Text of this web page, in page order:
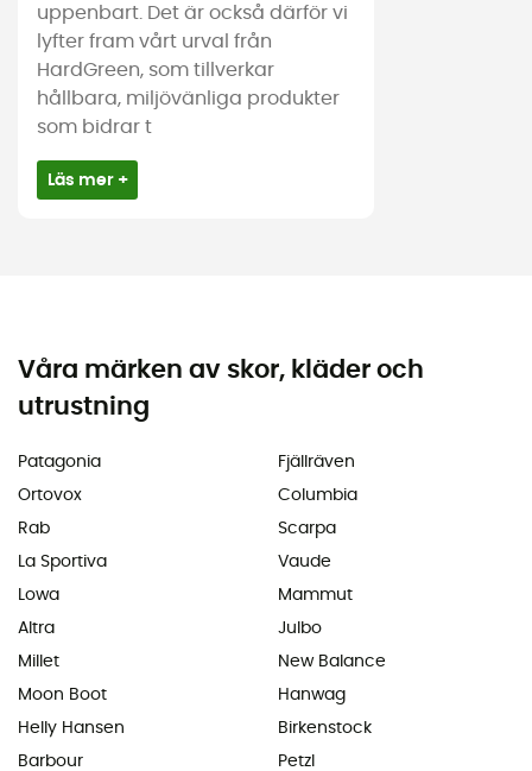
uppenbart. Det är också därför vi
lyfter fram vårt urval från
HardGreen, som tillverkar
hållbara, miljövänliga produkter
som bidrar t
Läs mer +
Våra märken av skor, kläder och
utrustning
Patagonia
Ortovox
Rab
La Sportiva
Lowa
Altra
Millet
Moon Boot
Helly Hansen
Barbour
Fjällräven
Columbia
Scarpa
Vaude
Mammut
Julbo
New Balance
Hanwag
Birkenstock
Petzl